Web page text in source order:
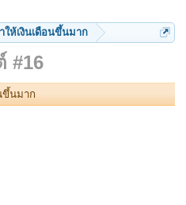
ให้เงินเดือนขึ้นมาก
#16
ขึ้นมาก